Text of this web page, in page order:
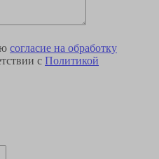
согласие на обработку
с Политикой